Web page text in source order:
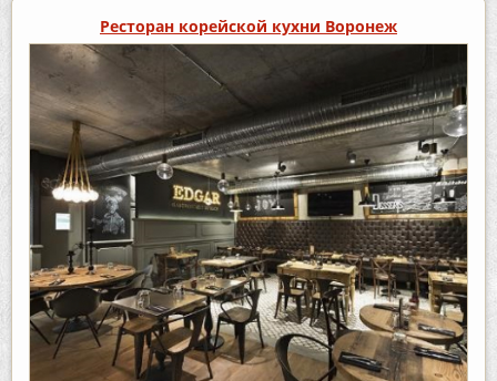
Ресторан корейской кухни Воронеж